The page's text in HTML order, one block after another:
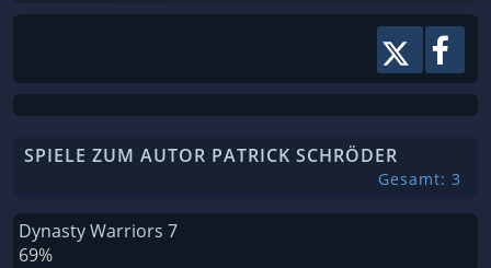
SPIELE ZUM AUTOR PATRICK SCHRÖDER
Gesamt: 3
Dynasty Warriors 7
69%